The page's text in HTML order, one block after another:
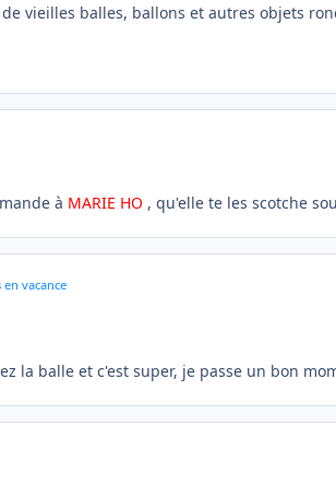
vieilles balles, ballons et autres objets
à MARIE HO , qu'elle te les scotche
vacance
la balle et c'est super, je passe un bon